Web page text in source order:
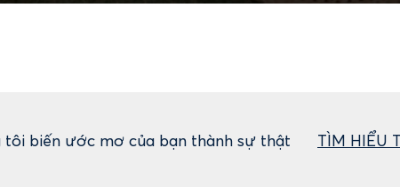
tôi biến ước mơ của bạn thành sự thật TÌM HIỂU